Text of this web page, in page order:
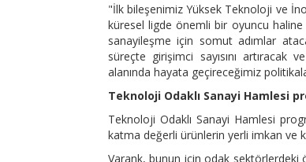
"İlk bileşenimiz Yüksek Teknoloji ve
küresel ligde önemli bir oyuncu
sanayileşme için somut adımlar
süreçte girişimci sayısını
alanında hayata geçireceğimiz
Teknoloji Odaklı Sanayi Hamlesi
Teknoloji Odaklı Sanayi Hamlesi
katma değerli ürünlerin yerli imkan ve
Varank, bunun için odak sektörlerdeki